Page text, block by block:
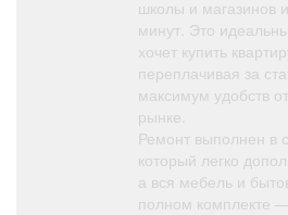
школы и магазинов
минут. Это
хочет купить
переплачивая за
максимум удобств
рынке.
Ремонт выполнен в
который легко
а вся мебель и
полном комплекте